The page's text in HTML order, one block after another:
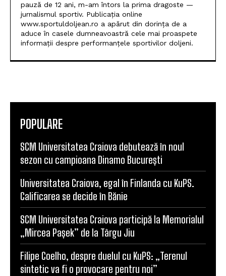
pauză de 12 ani, m-am întors la prima dragoste —
jurnalismul sportiv. Publicația online
www.sportuldoljean.ro a apărut din dorința de a
aduce în casele dumneavoastră cele mai proaspete
informații despre performanțele sportivilor doljeni.
POPULARE
SCM Universitatea Craiova debutează în noul
sezon cu campioana Dinamo București
Universitatea Craiova, egal în Finlanda cu KuPS.
Calificarea se decide în Bănie
SCM Universitatea Craiova participă la Memorialul
„Mircea Pașek” de la Târgu Jiu
Filipe Coelho, despre duelul cu KuPS: „Terenul
sintetic va fi o provocare pentru noi”